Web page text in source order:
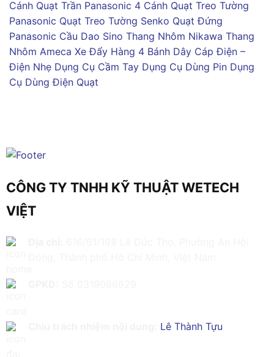
Cánh Quạt Trần Panasonic 4 Cánh Quạt Treo Tường
Panasonic Quạt Treo Tường Senko Quạt Đứng
Panasonic Cầu Dao Sino Thang Nhôm Nikawa Thang
Nhôm Ameca Xe Đẩy Hàng 4 Bánh Dây Cáp Điện –
Điện Nhẹ Dụng Cụ Cầm Tay Dụng Cụ Dùng Pin Dụng
Cụ Dùng Điện Quạt
CÔNG TY TNHH KỸ THUẬT WETECH
VIỆT
Lê Thành Tựu